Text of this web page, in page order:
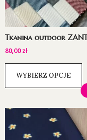
Tkanina outdoor
80,00zł
WYBIERZ OPCJE